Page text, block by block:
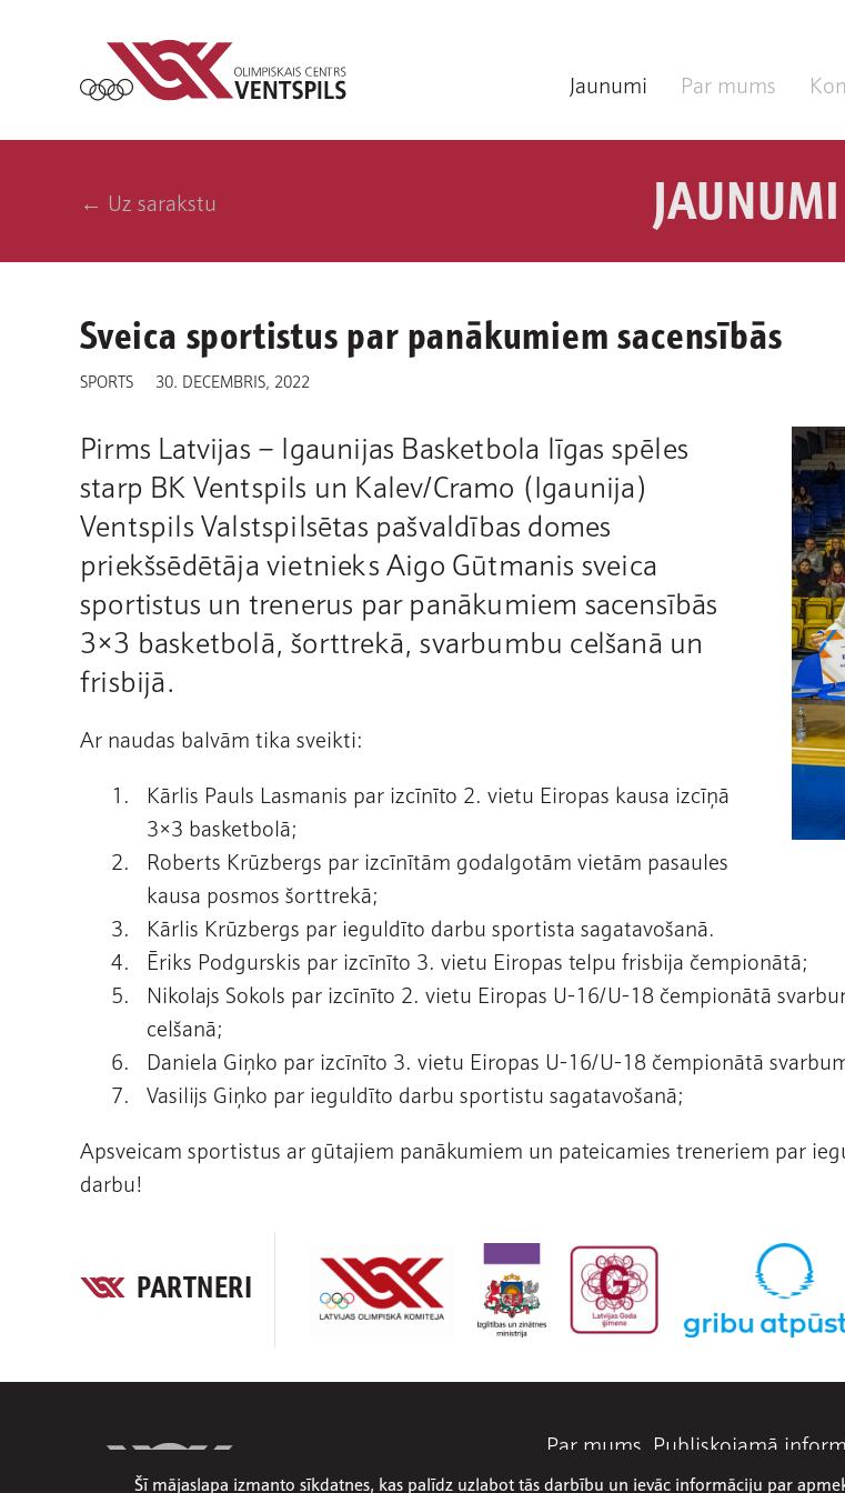
Šī mājaslapa izmanto sīkdatnes, kas palīdz uzlabot tās darbību un ievāc informāciju par
Jaunumi Par mums
← Uz sarakstu JAUNUMI
Sveica sportistus par panākumiem sacensībās
SPORTS 30. DECEMBRIS, 2022
Pirms Latvijas – Igaunijas Basketbola līgas spēles
starp BK Ventspils un Kalev/Cramo (Igaunija)
Ventspils Valstspilsētas pašvaldības domes
priekšsēdētāja vietnieks Aigo Gūtmanis sveica
sportistus un trenerus par panākumiem sacensībās
3×3 basketbolā, šorttrekā, svarbumbu celšanā un
frisbijā.
Ar naudas balvām tika sveikti:
Kārlis Pauls Lasmanis par izcīnīto 2. vietu Eiropas kausa izcīņā
3×3 basketbolā;
Roberts Krūzbergs par izcīnītām godalgotām vietām pasaules
kausa posmos šorttrekā;
Kārlis Krūzbergs par ieguldīto darbu sportista sagatavošanā.
Ēriks Podgurskis par izcīnīto 3. vietu Eiropas telpu frisbija čempionātā;
Nikolajs Sokols par izcīnīto 2. vietu Eiropas U-16/U-18 čempionātā
celšanā;
Daniela Giņko par izcīnīto 3. vietu Eiropas U-16/U-18 čempionātā
Vasilijs Giņko par ieguldīto darbu sportistu sagatavošanā;
Apsveicam sportistus ar gūtajiem panākumiem un pateicamies treneriem par
darbu!
PARTNERI
Par mums Publiskojamā